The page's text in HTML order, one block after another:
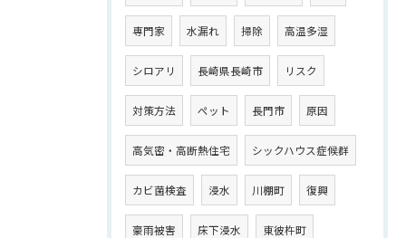
専門家 水漏れ 掃除 高温多湿
シロアリ 長崎県長崎市 リスク
対策方法 ペット 長門市 原因
高気密・高断熱住宅 シックハウス症候群
カビ菌検査 浸水 川棚町 復興
豪雨被害 床下浸水 東彼杵町